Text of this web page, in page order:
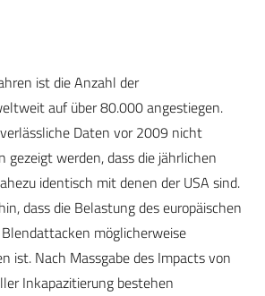
ist die Anzahl der
auf über 80.000 angestiegen.
Daten vor 2009 nicht
gezeigt werden, dass die jährlichen
identisch mit denen der USA sind.
dass die Belastung des europäischen
möglicherweise
ist. Nach Massgabe des Impacts von
Inkapazitierung bestehen